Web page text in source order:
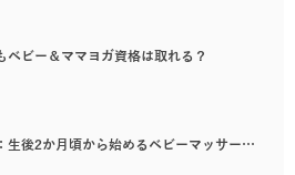
ベビー＆ママヨガ資格は取れる？
生後2か月頃から始めるベビーマッサー…